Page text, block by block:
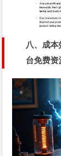
八、成
台免费资